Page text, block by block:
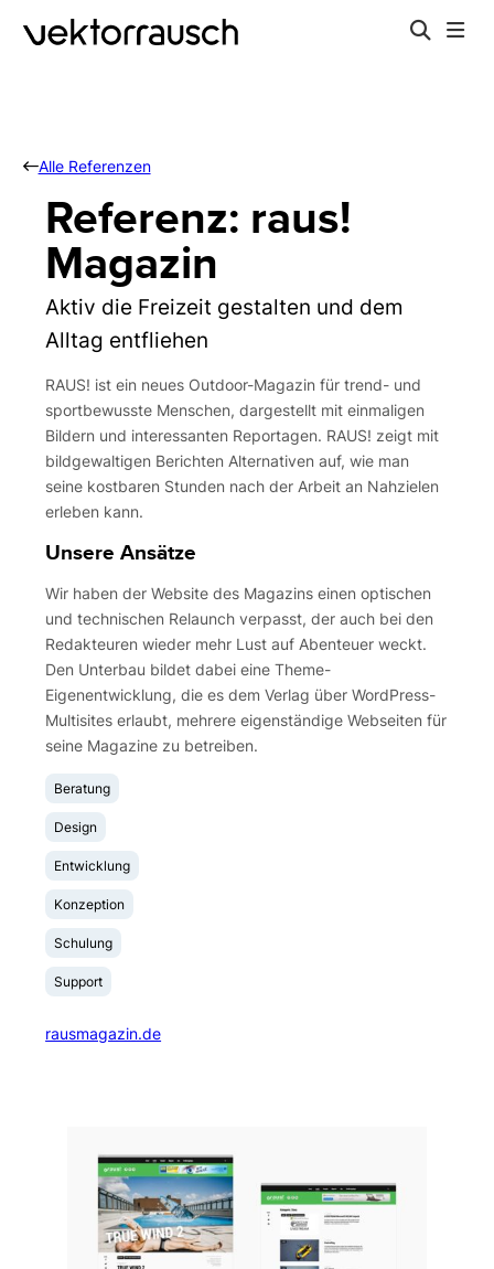
Alle Referenzen
Referenz: raus!
Magazin
Aktiv die Freizeit gestalten und dem
Alltag entfliehen
Beratung
Design
Entwicklung
Konzeption
Schulung
Support
rausmagazin.de
RAUS! ist ein neues Outdoor-Magazin für trend- und
sportbewusste Menschen, dargestellt mit einmaligen
Bildern und interessanten Reportagen. RAUS! zeigt mit
bildgewaltigen Berichten Alternativen auf, wie man
seine kostbaren Stunden nach der Arbeit an Nahzielen
erleben kann.
Unsere Ansätze
Wir haben der Website des Magazins einen optischen
und technischen Relaunch verpasst, der auch bei den
Redakteuren wieder mehr Lust auf Abenteuer weckt.
Den Unterbau bildet dabei eine Theme-
Eigenentwicklung, die es dem Verlag über WordPress-
Multisites erlaubt, mehrere eigenständige Webseiten für
seine Magazine zu betreiben.